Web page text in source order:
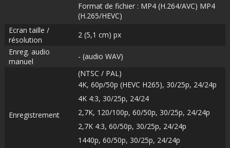
Format de fichier : MP4 (H.264/AVC) MP4
(H.265/HEVC)
Ecran taille /
résolution
2 (5,1 cm) px
Enreg. audio
manuel
- (audio WAV)
Enregistrement
(NTSC / PAL)
4K, 60p/50p (HEVC H265), 30/25p, 24/24p
4K 4:3, 30/25p, 24/24
2,7K, 120/100p, 60/50p, 30/25p, 24/24p
2,7K 4:3, 60/50p, 30/25p, 24/24p
1440p, 60/50p, 30/25p, 24/24p